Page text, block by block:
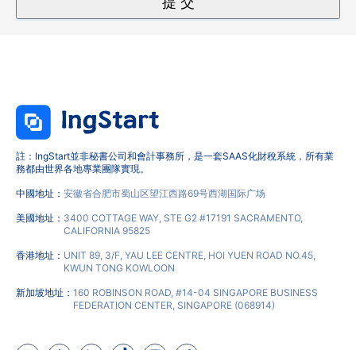
註：IngStart並非秘書公司和會計事務所，是一套SAAS化財稅系統，所有業
務都由世界各地專業團隊實現。
中國地址： 安徽省合肥市蜀山区望江西路69号西湖国际广场
美國地址： 3400 COTTAGE WAY, STE G2 #17191 SACRAMENTO,
CALIFORNIA 95825
香港地址： UNIT 89, 3/F, YAU LEE CENTRE, HOI YUEN ROAD NO.45,
KWUN TONG KOWLOON
新加坡地址： 160 ROBINSON ROAD, #14-04 SINGAPORE BUSINESS
FEDERATION CENTER, SINGAPORE (068914)